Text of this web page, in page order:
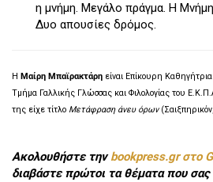
η μνήμη. Μεγάλο πράγμα. Η
Δυο απουσίες δρόμος.
Η Μαίρη Μπαϊρακτάρη είναι Επίκουρη
Τμήμα Γαλλικής Γλώσσας και Φιλολογίας του
της είχε τίτλο Μετάφραση άνευ όρων
Ακολουθήστε τηνbookpress.gr στο
διαβάστε πρώτοι τα θέματα που σας